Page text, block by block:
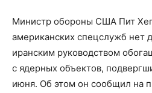
Министр обороны США Пит
американских спецслужб нет
иранским руководством
с ядерных объектов,
июня. Об этом он сообщил на